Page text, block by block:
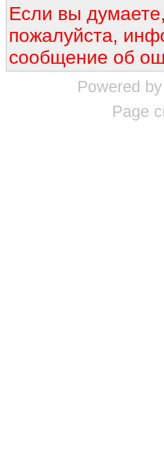
Если вы
пожалуйста,
сообщение об
Powered
Page